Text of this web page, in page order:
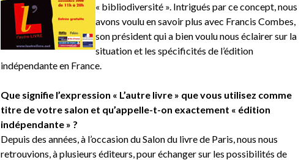
« bibliodiversité ». Intrigués par ce concept, nous
avons voulu en savoir plus avec Francis Combes,
son président qui a bien voulu nous éclairer sur la
situation et les spécificités de l’édition
indépendante en France.
Que signifie l’expression « L’autre livre » que vous utilisez comme
titre de votre salon et qu’appelle-t-on exactement « édition
indépendante » ?
Depuis des années, à l’occasion du Salon du livre de Paris, nous nous
retrouvions, à plusieurs éditeurs, pour échanger sur les possibilités de